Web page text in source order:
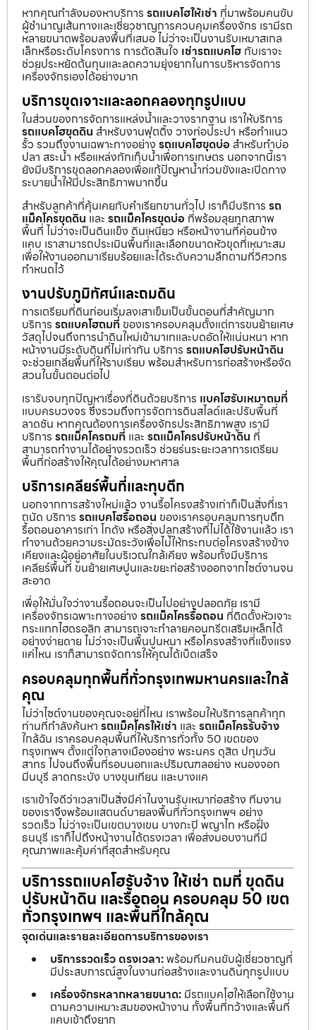
หากคุณกำลังมองหาบริการ รถแบคโฮให้เช่า ที่มาพร้อมคนขับ
ผู้ชำนาญเส้นทางและเชี่ยวชาญการควบคุมเครื่องจักร เรามีรถ
หลายขนาดพร้อมลงพื้นที่เสมอ ไม่ว่าจะเป็นงานรับเหมาสเกล
เล็กหรือระดับโครงการ การตัดสินใจ เช่ารถแบคโฮ กับเราจะ
ช่วยประหยัดต้นทุนและลดความยุ่งยากในการบริหารจัดการ
เครื่องจักรเองได้อย่างมาก
บริการขุดเจาะและลอกคลองทุกรูปแบบ
ในส่วนของการจัดการแหล่งน้ำและวางรากฐาน เราให้บริการ
รถแบคโฮขุดดิน สำหรับงานฟุตติ้ง วางท่อประปา หรือทำแนว
รั้ว รวมถึงงานเฉพาะทางอย่าง รถแบคโฮขุดบ่อ สำหรับทำบ่อ
ปลา สระน้ำ หรือแหล่งกักเก็บน้ำเพื่อการเกษตร นอกจากนี้เรา
ยังมีบริการขุดลอกคลองเพื่อแก้ปัญหาน้ำท่วมขังและเปิดทาง
ระบายน้ำให้มีประสิทธิภาพมากขึ้น
สำหรับลูกค้าที่คุ้นเคยกับคำเรียกขานทั่วไป เราก็มีบริการ รถ
แม็คโครขุดดิน และ รถแม็คโครขุดบ่อ ที่พร้อมลุยทุกสภาพ
พื้นที่ ไม่ว่าจะเป็นดินแข็ง ดินเหนียว หรือหน้างานที่ค่อนข้าง
แคบ เราสามารถประเมินพื้นที่และเลือกขนาดหัวขุดที่เหมาะสม
เพื่อให้งานออกมาเรียบร้อยและได้ระดับความลึกตามที่วิศวกร
กำหนดไว้
งานปรับภูมิทัศน์และถมดิน
การเตรียมที่ดินก่อนเริ่มลงเสาเข็มเป็นขั้นตอนที่สำคัญมาก
บริการ รถแบคโฮถมที่ ของเราครอบคลุมตั้งแต่การขนย้ายเศษ
วัสดุไปจนถึงการนำดินใหม่เข้ามาเทและบดอัดให้แน่นหนา หาก
หน้างานมีระดับดินที่ไม่เท่ากัน บริการ รถแบคโฮปรับหน้าดิน
จะช่วยเกลี่ยพื้นที่ให้ราบเรียบ พร้อมสำหรับการก่อสร้างหรือจัด
สวนในขั้นตอนต่อไป
เรารับจบทุกปัญหาเรื่องที่ดินด้วยบริการ แบคโฮรับเหมาถมที่
แบบครบวงจร ซึ่งรวมถึงการจัดการดินสไลด์และปรับพื้นที่
ลาดชัน หากคุณต้องการเครื่องจักรประสิทธิภาพสูง เรามี
บริการ รถแม็คโครถมที่ และ รถแม็คโครปรับหน้าดิน ที่
สามารถทำงานได้อย่างรวดเร็ว ช่วยร่นระยะเวลาการเตรียม
พื้นที่ก่อสร้างให้คุณได้อย่างมหาศาล
บริการเคลียร์พื้นที่และทุบตึก
นอกจากการสร้างใหม่แล้ว งานรื้อโครงสร้างเก่าก็เป็นสิ่งที่เรา
ถนัด บริการ รถแบคโฮรื้อถอน ของเราครอบคลุมการทุบตึก
รื้อถอนอาคารเก่า โกดัง หรือสิ่งปลูกสร้างที่ไม่ได้ใช้งานแล้ว เรา
ทำงานด้วยความระมัดระวังเพื่อไม่ให้กระทบต่อโครงสร้างข้าง
เคียงและผู้อยู่อาศัยในบริเวณใกล้เคียง พร้อมทั้งมีบริการ
เคลียร์พื้นที่ ขนย้ายเศษปูนและขยะก่อสร้างออกจากไซต์งานจน
สะอาด
เพื่อให้มั่นใจว่างานรื้อถอนจะเป็นไปอย่างปลอดภัย เรามี
เครื่องจักรเฉพาะทางอย่าง รถแม็คโครรื้อถอน ที่ติดตั้งหัวเจาะ
กระแทกไฮดรอลิก สามารถเจาะทำลายคอนกรีตเสริมเหล็กได้
อย่างง่ายดาย ไม่ว่าจะเป็นพื้นปูนหนา หรือโครงสร้างที่แข็งแรง
แค่ไหน เราก็สามารถจัดการให้คุณได้เบ็ดเสร็จ
ครอบคลุมทุกพื้นที่ทั่วกรุงเทพมหานครและใกล้
คุณ
ไม่ว่าไซต์งานของคุณจะอยู่ที่ไหน เราพร้อมให้บริการลูกค้าทุก
ท่านที่กำลังค้นหา รถแม็คโครให้เช่า และ รถแม็คโครรับจ้าง
ใกล้ฉัน เราครอบคลุมพื้นที่ให้บริการทั่วทั้ง 50 เขตของ
กรุงเทพฯ ตั้งแต่ใจกลางเมืองอย่าง พระนคร ดุสิต ปทุมวัน
สาทร ไปจนถึงพื้นที่รอบนอกและปริมณฑลอย่าง หนองจอก
มีนบุรี ลาดกระบัง บางขุนเทียน และบางแค
เราเข้าใจดีว่าเวลาเป็นสิ่งมีค่าในงานรับเหมาก่อสร้าง ทีมงาน
ของเราจึงพร้อมแสตนด์บายลงพื้นที่ทั่วกรุงเทพฯ อย่าง
รวดเร็ว ไม่ว่าจะเป็นเขตบางเขน บางกะปิ พญาไท หรือฝั่ง
ธนบุรี เราก็ไปถึงหน้างานได้ตรงเวลา เพื่อส่งมอบงานที่มี
คุณภาพและคุ้มค่าที่สุดสำหรับคุณ
บริการรถแบคโฮรับจ้าง ให้เช่า ถมที่ ขุดดิน
ปรับหน้าดิน และรื้อถอน ครอบคลุม 50 เขต
ทั่วกรุงเทพฯ และพื้นที่ใกล้คุณ
จุดเด่นและรายละเอียดการบริการของเรา
บริการรวดเร็ว ตรงเวลา:พร้อมทีมคนขับผู้เชี่ยวชาญที่
มีประสบการณ์สูงในงานก่อสร้างและงานดินทุกรูปแบบ
เครื่องจักรหลากหลายขนาด: มีรถแบคโฮให้เลือกใช้งาน
ตามความเหมาะสมของหน้างาน ทั้งพื้นที่กว้างและพื้นที่
แคบเข้าถึงยาก